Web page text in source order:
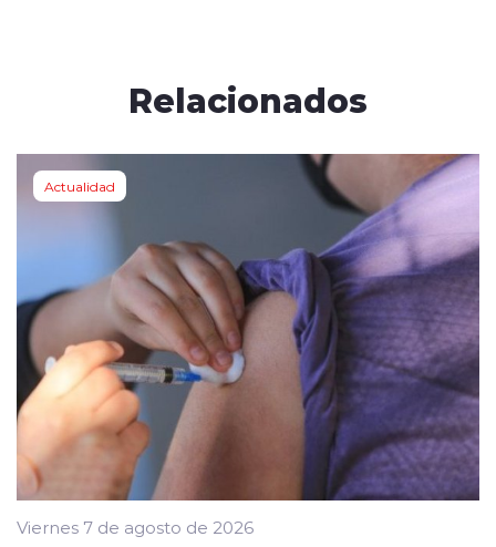
Relacionados
Actualidad
Viernes 7 de agosto de 2026